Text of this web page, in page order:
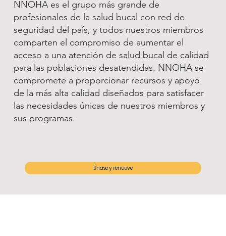
NNOHA es el grupo más grande de
profesionales de la salud bucal con red de
seguridad del país, y todos nuestros miembros
comparten el compromiso de aumentar el
acceso a una atención de salud bucal de calidad
para las poblaciones desatendidas. NNOHA se
compromete a proporcionar recursos y apoyo
de la más alta calidad diseñados para satisfacer
las necesidades únicas de nuestros miembros y
sus programas.
Únase y renueve